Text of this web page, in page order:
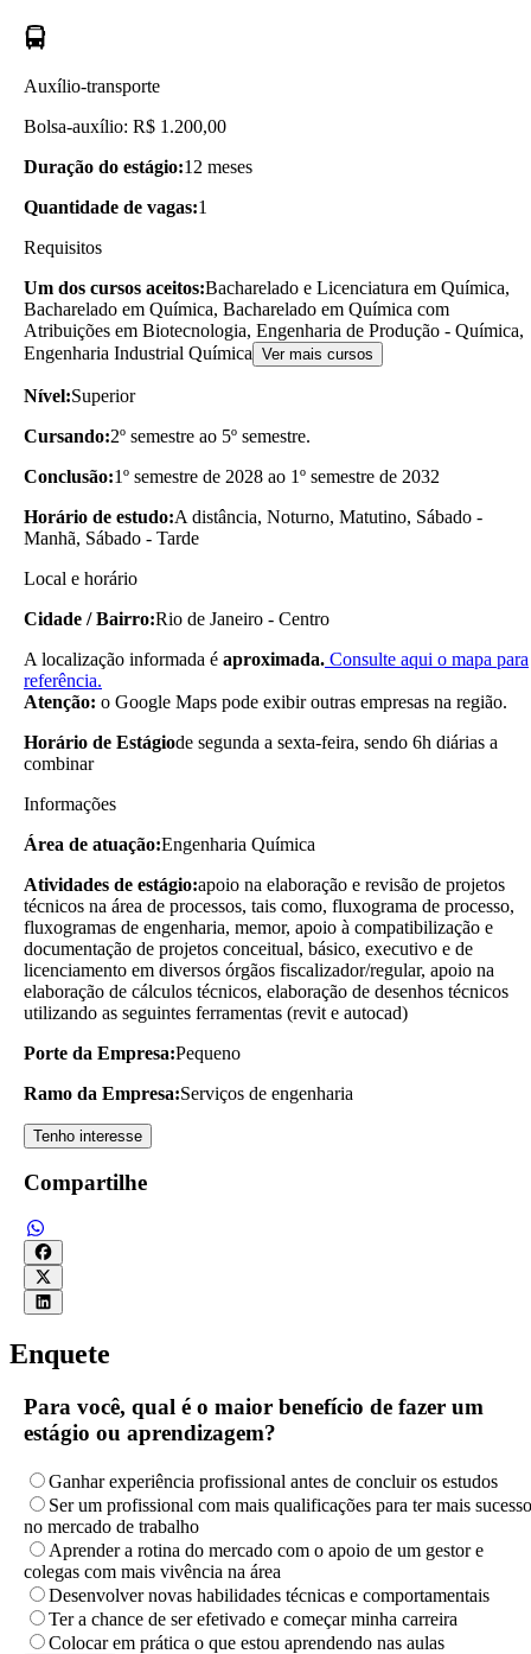
Auxílio-transporte
Bolsa-auxílio: R$ 1.200,00
Duração do estágio:12 meses
Quantidade de vagas:1
Requisitos
Um dos cursos aceitos:Bacharelado e Licenciatura em Química,
Bacharelado em Química, Bacharelado em Química com
Atribuições em Biotecnologia, Engenharia de Produção - Química,
Engenharia Industrial Química Ver mais cursos
Nível:Superior
Cursando:2º semestre ao 5º semestre.
Conclusão:1º semestre de 2028 ao 1º semestre de 2032
Horário de estudo:A distância, Noturno, Matutino, Sábado -
Manhã, Sábado - Tarde
Local e horário
Cidade / Bairro:Rio de Janeiro - Centro
A localização informada é aproximada. Consulte aqui o mapa para
referência.
Atenção: o Google Maps pode exibir outras empresas na região.
Horário de Estágiode segunda a sexta-feira, sendo 6h diárias a
combinar
Informações
Área de atuação:Engenharia Química
Atividades de estágio:apoio na elaboração e revisão de projetos
técnicos na área de processos, tais como, fluxograma de processo,
fluxogramas de engenharia, memor, apoio à compatibilização e
documentação de projetos conceitual, básico, executivo e de
licenciamento em diversos órgãos fiscalizador/regular, apoio na
elaboração de cálculos técnicos, elaboração de desenhos técnicos
utilizando as seguintes ferramentas (revit e autocad)
Porte da Empresa:Pequeno
Ramo da Empresa:Serviços de engenharia
Tenho interesse
Compartilhe
Enquete
Para você, qual é o maior benefício de fazer um
estágio ou aprendizagem?
Ganhar experiência profissional antes de concluir os estudos
Ser um profissional com mais qualificações para ter mais sucesso
no mercado de trabalho
Aprender a rotina do mercado com o apoio de um gestor e
colegas com mais vivência na área
Desenvolver novas habilidades técnicas e comportamentais
Ter a chance de ser efetivado e começar minha carreira
Colocar em prática o que estou aprendendo nas aulas